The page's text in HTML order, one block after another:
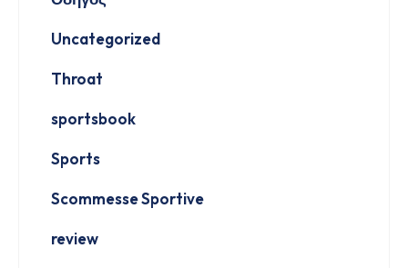
Uncategorized
Throat
sportsbook
Sports
Scommesse Sportive
review